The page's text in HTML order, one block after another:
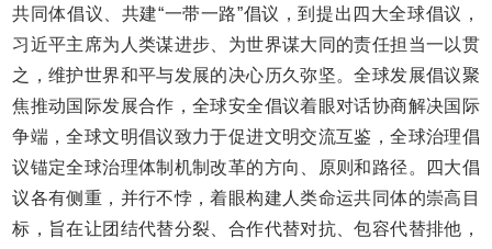
共同体倡议、共建“一带一路”倡议，到提出四大全球倡议，
习近平主席为人类谋进步、为世界谋大同的责任担当一以贯
之，维护世界和平与发展的决心历久弥坚。全球发展倡议聚
焦推动国际发展合作，全球安全倡议着眼对话协商解决国际
争端，全球文明倡议致力于促进文明交流互鉴，全球治理倡
议锚定全球治理体制机制改革的方向、原则和路径。四大倡
议各有侧重，并行不悖，着眼构建人类命运共同体的崇高目
标，旨在让团结代替分裂、合作代替对抗、包容代替排他，